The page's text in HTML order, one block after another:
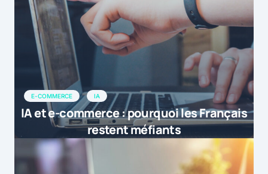
E-COMMERCE IA
IA et e-commerce : pourquoi les Français
restent méfiants